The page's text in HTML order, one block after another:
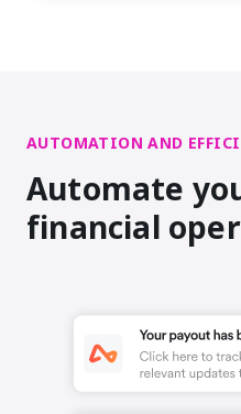
AUTOMATION AND
Automate
financial